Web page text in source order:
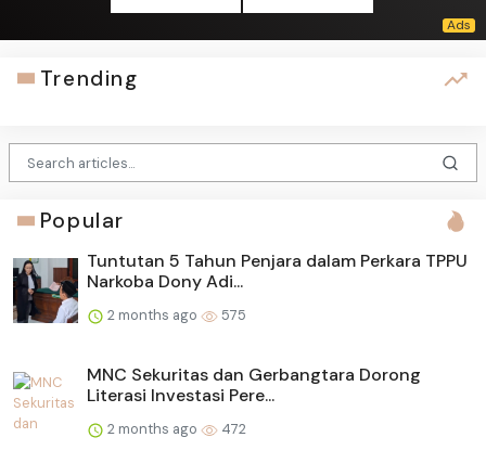
Trending
Popular
Tuntutan 5 Tahun Penjara dalam Perkara TPPU
Narkoba Dony Adi...
2 months ago 575
MNC Sekuritas dan Gerbangtara Dorong
Literasi Investasi Pere...
2 months ago 472